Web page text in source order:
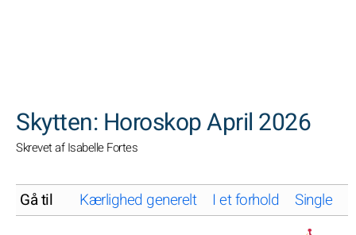
Skytten: Horoskop April 2026
Skrevet af Isabelle Fortes
Gå til Kærlighed generelt I et forhold Single